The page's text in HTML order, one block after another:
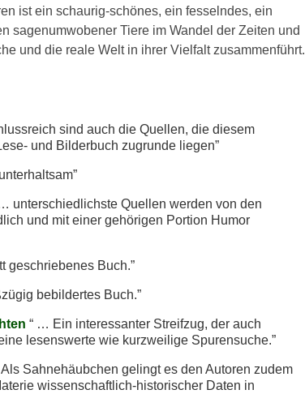
ist ein schaurig-schönes, ein fesselndes, ein
sagenumwobener Tiere im Wandel der Zeiten und
und die reale Welt in ihrer Vielfalt zusammenführt.
sind auch die Quellen, die diesem
und Bilderbuch zugrunde liegen
unterschiedlichste Quellen werden von den
und mit einer gehörigen Portion Humor
Buch.
bebildertes Buch.
… Ein interessanter Streifzug, der auch
lesenswerte wie kurzweilige Spurensuche.
Sahnehäubchen gelingt es den Autoren zudem
wissenschaftlich-historischer Daten in